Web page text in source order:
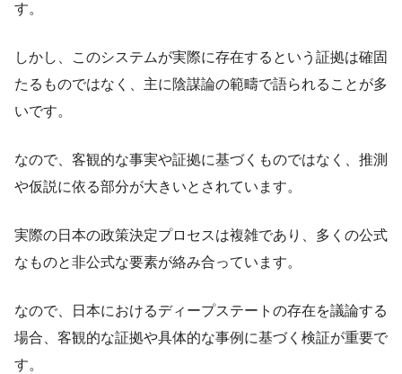
す。
しかし、このシステムが実際に存在するという証拠は確固
たるものではなく、主に陰謀論の範疇で語られることが多
いです。
なので、客観的な事実や証拠に基づくものではなく、推測
や仮説に依る部分が大きいとされています。
実際の日本の政策決定プロセスは複雑であり、多くの公式
なものと非公式な要素が絡み合っています。
なので、日本におけるディープステートの存在を議論する
場合、客観的な証拠や具体的な事例に基づく検証が重要で
す。